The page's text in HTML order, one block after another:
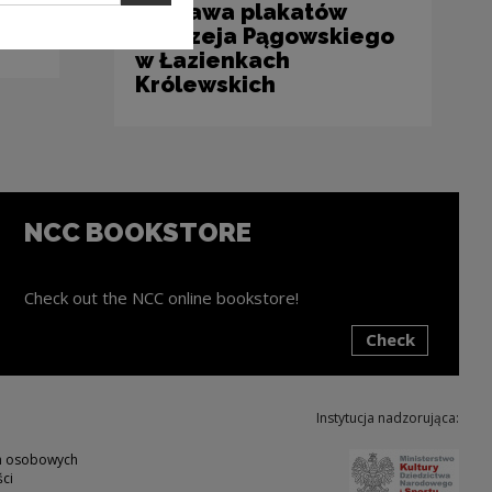
wystawa plakatów
Andrzeja Pągowskiego
w Łazienkach
Królewskich
NCC BOOKSTORE
Check out the NCC online bookstore!
Check
osobowych
Instytucja nadzorująca: